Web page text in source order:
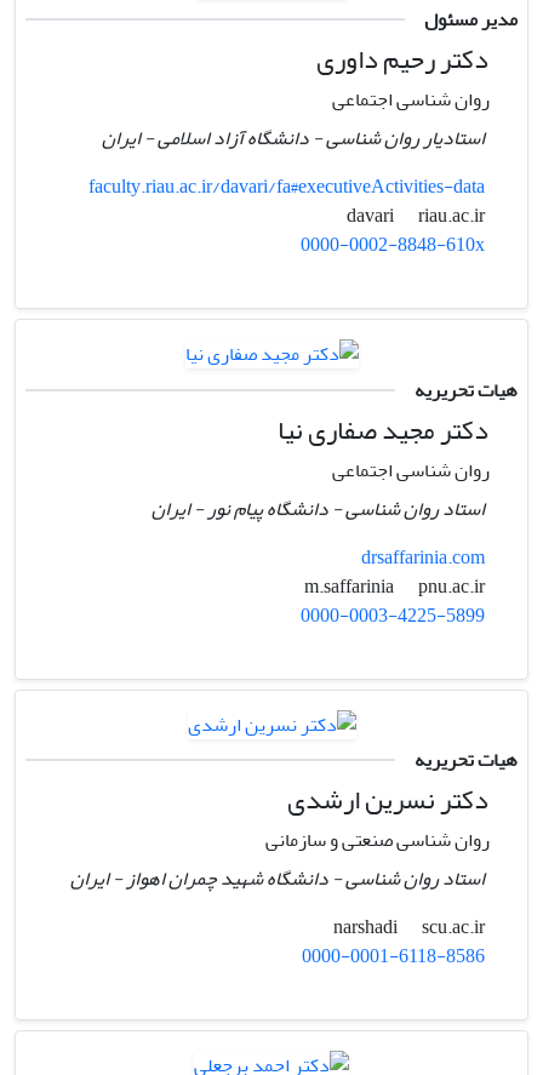
مدیر مسئول
دکتر رحیم داوری
روان شناسی اجتماعی
استادیار روان شناسی - دانشگاه آزاد اسلامی - ایران
faculty.riau.ac.ir/davari/fa#executiveActivities-data
davari
riau.ac.ir
0000-0002-8848-610x
هیات تحریریه
دکتر مجید صفاری نیا
روان شناسی اجتماعی
استاد روان شناسی - دانشگاه پیام نور - ایران
drsaffarinia.com
m.saffarinia
pnu.ac.ir
0000-0003-4225-5899
هیات تحریریه
دکتر نسرین ارشدی
روان شناسی صنعتی و سازمانی
استاد روان شناسی - دانشگاه شهید چمران اهواز - ایران
narshadi
scu.ac.ir
0000-0001-6118-8586